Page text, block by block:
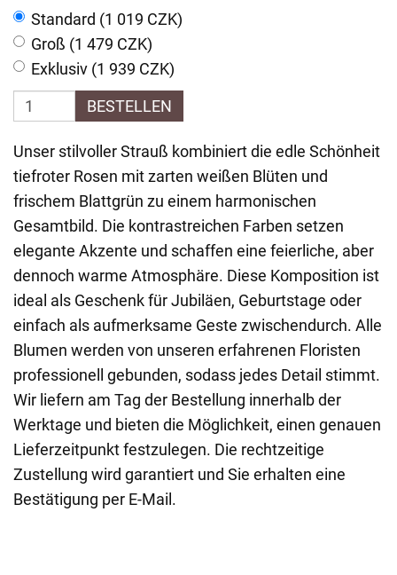
Standard (1 019 CZK)
Groß (1 479 CZK)
Exklusiv (1 939 CZK)
BESTELLEN
Unser stilvoller Strauß kombiniert die edle Schönheit
tiefroter Rosen mit zarten weißen Blüten und
frischem Blattgrün zu einem harmonischen
Gesamtbild. Die kontrastreichen Farben setzen
elegante Akzente und schaffen eine feierliche, aber
dennoch warme Atmosphäre. Diese Komposition ist
ideal als Geschenk für Jubiläen, Geburtstage oder
einfach als aufmerksame Geste zwischendurch. Alle
Blumen werden von unseren erfahrenen Floristen
professionell gebunden, sodass jedes Detail stimmt.
Wir liefern am Tag der Bestellung innerhalb der
Werktage und bieten die Möglichkeit, einen genauen
Lieferzeitpunkt festzulegen. Die rechtzeitige
Zustellung wird garantiert und Sie erhalten eine
Bestätigung per E-Mail.